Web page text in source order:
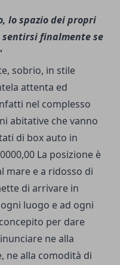
lo spazio dei propri
finalmente se
sobrio, in stile
attenta ed
nel complesso
abitative che vanno
di box auto in
La posizione è
mare e a ridosso di
di arrivare in
luogo e ad ogni
per dare
ne alla
ne alla comodità di